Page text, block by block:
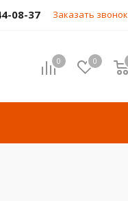
08-37 Заказать звонок
0 0